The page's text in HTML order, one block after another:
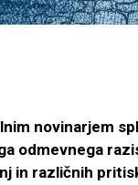
novinarjem
odmevnega
in različnih